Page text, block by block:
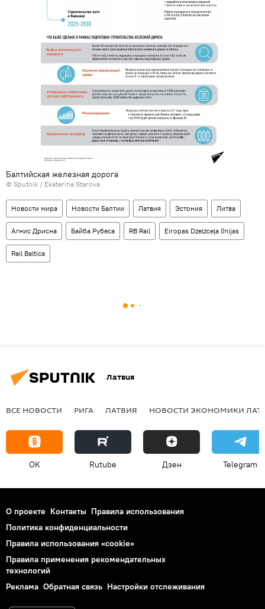
Балтийская железная дорога
© Sputnik / Ekaterina Starova
Новости мира Новости Балтии Латвия Эстония Литва
Агнис Дрисна Байба Рубеса RB Rail Eiropas Dzelzceļa līnijas
Rail Baltica
Латвия
ВСЕ НОВОСТИ РИГА ЛАТВИЯ НОВОСТИ ЭКОНОМИКИ
OK Rutube Дзен Telegram
О проекте Контакты Правила использования
Политика конфиденциальности
Правила использования «cookie»
Правила применения рекомендательных
технологий
Реклама Обратная связь Настройки отслеживания